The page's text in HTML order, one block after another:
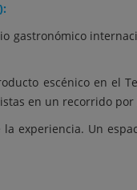
gastronómico
escénico en el
en un recorrido
la experiencia. Un